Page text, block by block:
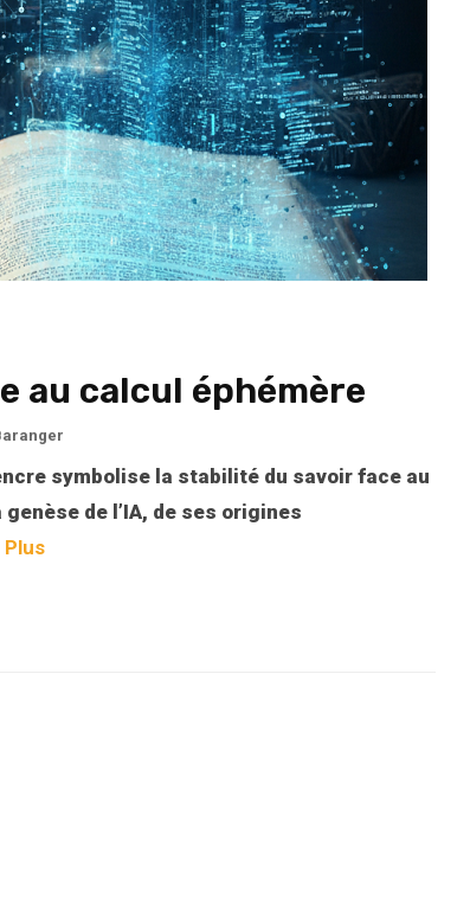
au calcul éphémère
symbolise la stabilité du savoir face au
de l’IA, de ses origines
Plus